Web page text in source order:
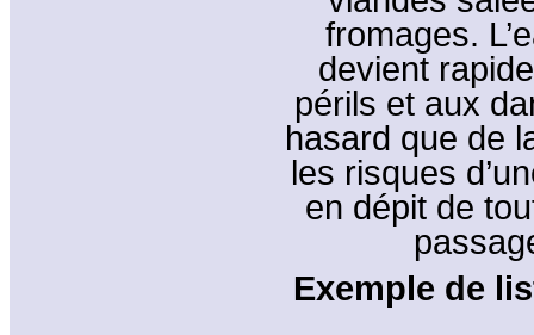
fromages.
devient
périls et aux
hasard que de
les risques
en dépit de
Exemple de